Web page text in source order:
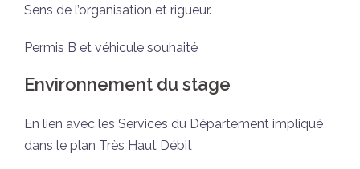
Sens de l’organisation et rigueur.
Permis B et véhicule souhaité
Environnement du stage
En lien avec les Services du Département impliqué
dans le plan Très Haut Débit